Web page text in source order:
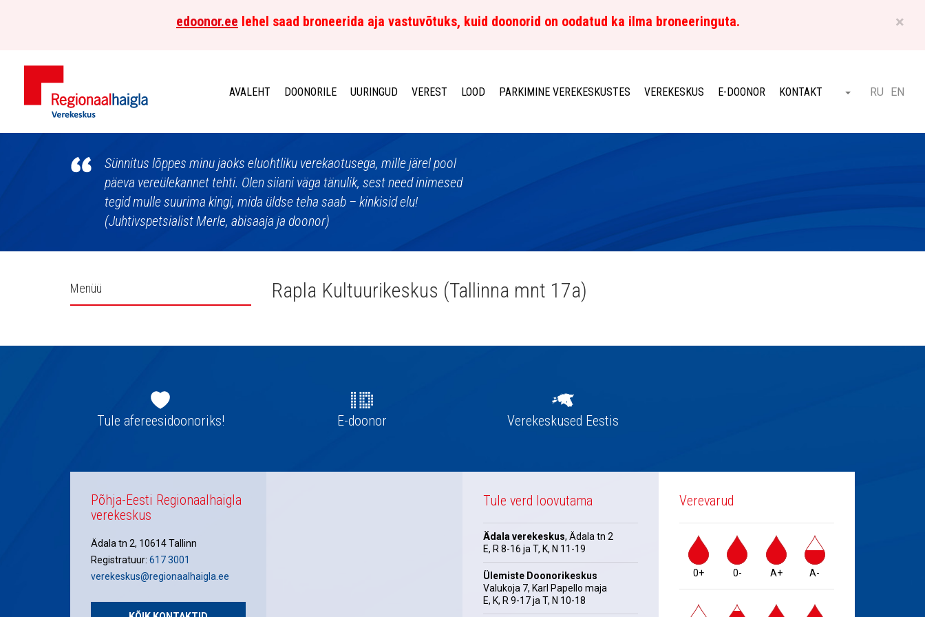
×
edoonor.ee lehel saad broneerida aja vastuvõtuks, kuid doonorid on oodatud ka ilma broneeringuta.
Põhja-
Eesti
Regionaalhaigla
Verekeskus
AVALEHT DOONORILE UURINGUD VEREST LOOD PARKIMINE VEREKESKUSTES VEREKESKUS E-DOONOR KONTAKT Otsi ET
RU EN
Sünnitus lõppes minu jaoks eluohtliku verekaotusega, mille järel pool
päeva vereülekannet tehti. Olen siiani väga tänulik, sest need inimesed
tegid mulle suurima kingi, mida üldse teha saab – kinkisid elu!
(Juhtivspetsialist Merle, abisaaja ja doonor)
Külgpaani
Menüü Rapla Kultuurikeskus (Tallinna mnt 17a)
navigatsioonTule afereesidoonoriks! E-doonor Verekeskused Eestis
Põhja-Eesti Regionaalhaigla
verekeskus
Ädala tn 2, 10614 Tallinn
Registratuur: 617 3001
verekeskus@regionaalhaigla.ee
Tule verd loovutama
Ädala verekeskus, Ädala tn 2
E, R 8-16 ja T, K, N 11-19
Ülemiste Doonorikeskus
Valukoja 7, Karl Papello maja
E, K, R 9-17 ja T, N 10-18
Verevarud
0+ 0- A+ A-